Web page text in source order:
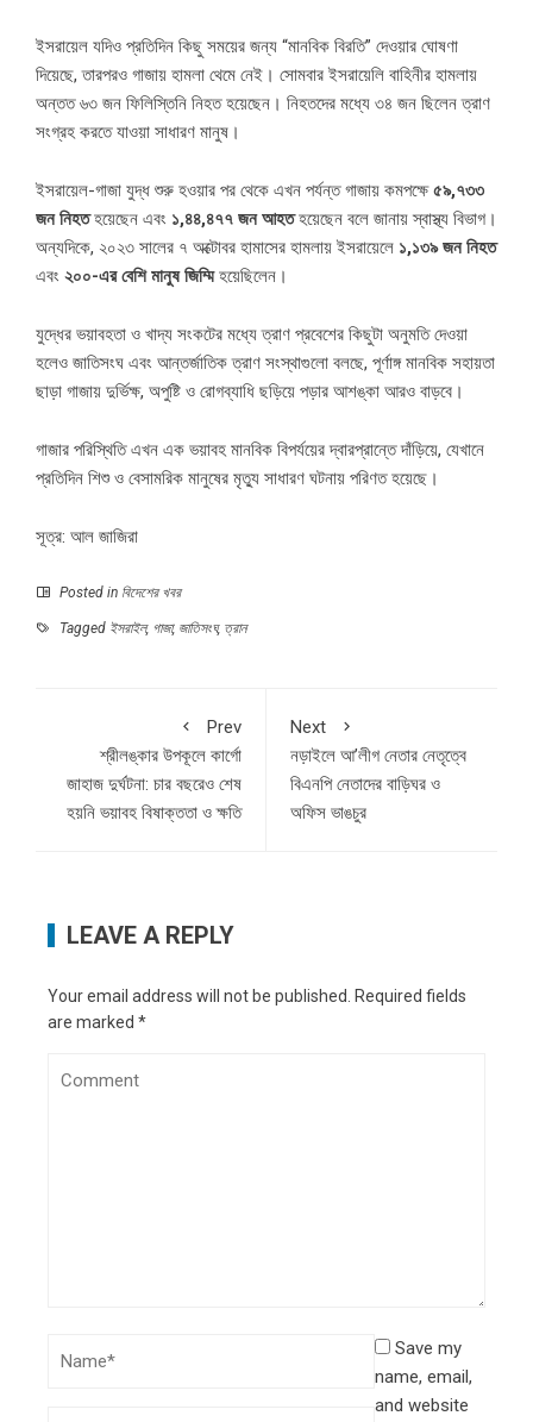
ইসরায়েল যদিও প্রতিদিন কিছু সময়ের জন্য “মানবিক বিরতি” দেওয়ার ঘোষণা
দিয়েছে, তারপরও গাজায় হামলা থেমে নেই। সোমবার ইসরায়েলি বাহিনীর হামলায়
অন্তত ৬৩ জন ফিলিস্তিনি নিহত হয়েছেন। নিহতদের মধ্যে ৩৪ জন ছিলেন ত্রাণ
সংগ্রহ করতে যাওয়া সাধারণ মানুষ।
ইসরায়েল-গাজা যুদ্ধ শুরু হওয়ার পর থেকে এখন পর্যন্ত গাজায় কমপক্ষে৫৯,৭৩৩
জননিহতহয়েছেন এবং ১,৪৪,৪৭৭ জনআহতহয়েছেন বলে জানায় স্বাস্থ্য বিভাগ।
অন্যদিকে, ২০২৩ সালের ৭ অক্টোবর হামাসের হামলায় ইসরায়েলে ১,১৩৯জননিহত
এবং ২০০-এরবেশিমানুষজিম্মিহয়েছিলেন।
যুদ্ধের ভয়াবহতা ও খাদ্য সংকটের মধ্যে ত্রাণ প্রবেশের কিছুটা অনুমতি দেওয়া
হলেও জাতিসংঘ এবং আন্তর্জাতিক ত্রাণ সংস্থাগুলো বলছে, পূর্ণাঙ্গ মানবিক সহায়তা
ছাড়া গাজায় দুর্ভিক্ষ, অপুষ্টি ও রোগব্যাধি ছড়িয়ে পড়ার আশঙ্কা আরও বাড়বে।
গাজার পরিস্থিতি এখন এক ভয়াবহ মানবিক বিপর্যয়ের দ্বারপ্রান্তে দাঁড়িয়ে, যেখানে
প্রতিদিন শিশু ও বেসামরিক মানুষের মৃত্যু সাধারণ ঘটনায় পরিণত হয়েছে।
সূত্র: আল জাজিরা
Posted in বিদেশের খবর
Tagged ইসরাইল, গাজা, জাতিসংঘ, ত্রান
Prev
শ্রীলঙ্কার উপকূলে কার্গো
জাহাজ দুর্ঘটনা: চার বছরেও শেষ
হয়নি ভয়াবহ বিষাক্ততা ও ক্ষতি
Next
নড়াইলে আ’লীগ নেতার নেতৃত্বে
বিএনপি নেতাদের বাড়িঘর ও
অফিস ভাঙচুর
LEAVE A REPLY
Your email address will not be published.
Required fields
are marked *
Save my
name, email,
and website